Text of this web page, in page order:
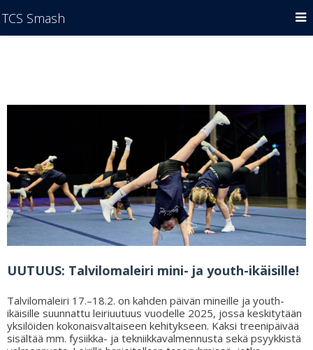
UUTUUS: Talvilomaleiri mini- ja youth-ikäisille!
Talvilomaleiri 17.–18.2. on kahden päivän mineille ja youth-
ikäisille suunnattu leiriuutuus vuodelle 2025, jossa keskitytään
yksilöiden kokonaisvaltaiseen kehitykseen. Kaksi treenipäivää
sisältää mm. fysiikka- ja tekniikkavalmennusta sekä psyykkistä
TCS Smash